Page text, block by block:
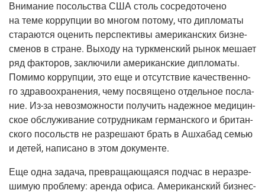
Вни­ма­ние посоль­ства США столь сосре­до­то­че­но
на теме кор­руп­ции во мно­гом пото­му, что дипло­ма­ты
ста­ра­ют­ся оце­нить пер­спек­ти­вы аме­ри­кан­ских биз­не­
сме­нов в стране. Выхо­ду на турк­мен­ский рынок меша­ет
ряд фак­то­ров, заклю­чи­ли аме­ри­кан­ские дипло­ма­ты.
Поми­мо кор­руп­ции, это еще и отсут­ствие каче­ствен­но­
го здра­во­охра­не­ния, чему посвя­ще­но отдель­ное посла­
ние. Из-за невоз­мож­но­сти полу­чить надеж­ное меди­цин­
ское обслу­жи­ва­ние сотруд­ни­кам гер­ман­ско­го и бри­тан­
ско­го посольств не раз­ре­ша­ют брать в Ашха­бад семью
и детей, напи­са­но в этом документе.
Еще одна зада­ча, пре­вра­ща­ю­ща­я­ся под­час в нераз­ре­
ши­мую про­бле­му: арен­да офи­са. Аме­ри­кан­ский биз­нес­